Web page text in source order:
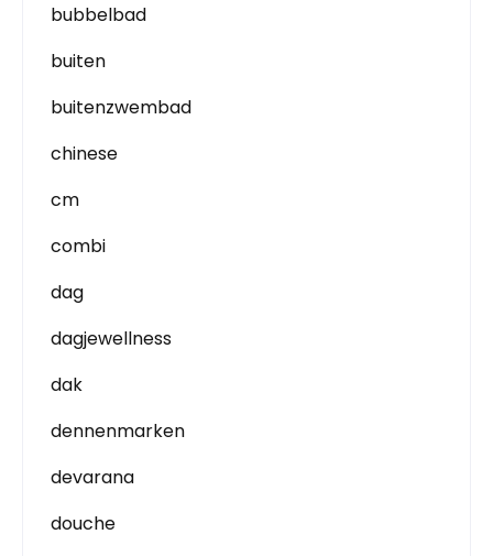
bubbelbad
buiten
buitenzwembad
chinese
cm
combi
dag
dagjewellness
dak
dennenmarken
devarana
douche